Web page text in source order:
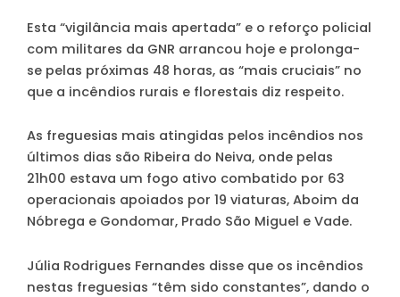
Esta “vigilância mais apertada” e o reforço policial
com militares da GNR arrancou hoje e prolonga-
se pelas próximas 48 horas, as “mais cruciais” no
que a incêndios rurais e florestais diz respeito.
As freguesias mais atingidas pelos incêndios nos
últimos dias são Ribeira do Neiva, onde pelas
21h00 estava um fogo ativo combatido por 63
operacionais apoiados por 19 viaturas, Aboim da
Nóbrega e Gondomar, Prado São Miguel e Vade.
Júlia Rodrigues Fernandes disse que os incêndios
nestas freguesias “têm sido constantes”, dando o